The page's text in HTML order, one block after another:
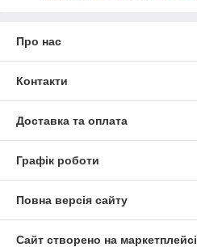
Про нас
Контакти
Доставка та оплата
Графік роботи
Повна версія сайту
Сайт створено на маркетплейсі